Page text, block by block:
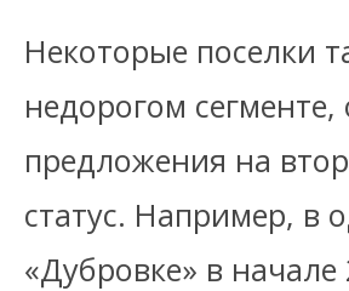
Некоторые поселки
недорогом
предложения на
статус. Например, в
«Дубровке» в